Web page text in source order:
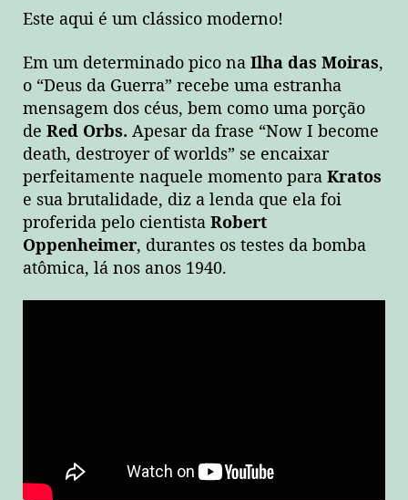
Este aqui é um clássico moderno!
Em um determinado pico na Ilha das Moiras,
o “Deus da Guerra” recebe uma estranha
mensagem dos céus, bem como uma porção
de Red Orbs. Apesar da frase “Now I become
death, destroyer of worlds” se encaixar
perfeitamente naquele momento para Kratos
e sua brutalidade, diz a lenda que ela foi
proferida pelo cientista Robert
Oppenheimer, durantes os testes da bomba
atômica, lá nos anos 1940.